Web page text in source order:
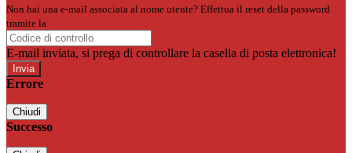
Non hai una e-mail associata al nome utente? Effettua il reset della password
tramite la
E-mail inviata, si prega di controllare la casella di posta elettronica!
Errore
Chiudi
Successo